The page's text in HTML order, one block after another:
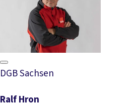
DGB Sachsen
Ralf Hron